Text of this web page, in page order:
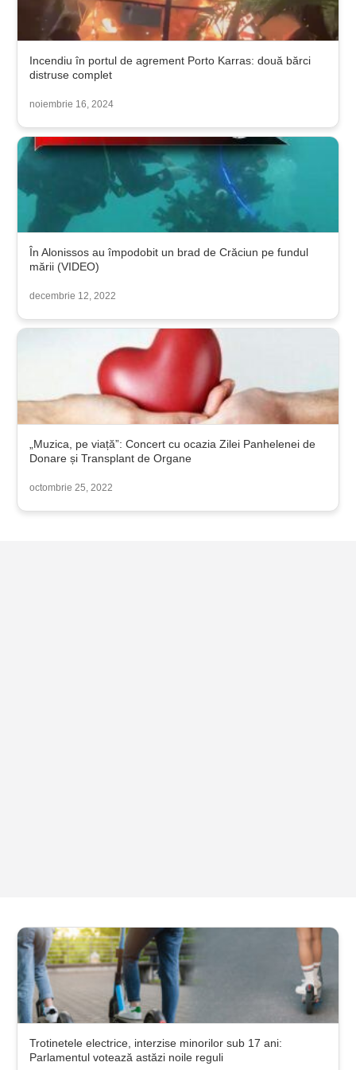
Incendiu în portul de agrement Porto Karras: două bărci
distruse complet
noiembrie 16, 2024
În Alonissos au împodobit un brad de Crăciun pe fundul
mării (VIDEO)
decembrie 12, 2022
„Muzica, pe viață”: Concert cu ocazia Zilei Panhelenei de
Donare și Transplant de Organe
octombrie 25, 2022
Trotinetele electrice, interzise minorilor sub 17 ani:
Parlamentul votează astăzi noile reguli